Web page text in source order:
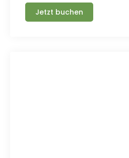
Jetzt buchen